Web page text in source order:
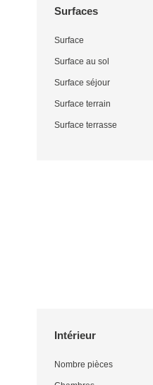
Surfaces
Surface
Surface au sol
Surface séjour
Surface terrain
Surface terrasse
Intérieur
Nombre pièces